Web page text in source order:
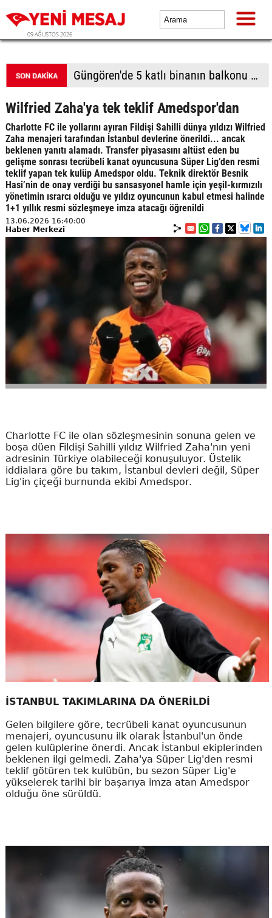
09 AĞUSTOS 2026
Batı Şeria'da Filistin topraklarını gasbeden İsrailliler camiye saldırdı, 7 Filistinli gözaltına alındı
Wilfried Zaha'ya tek teklif Amedspor'dan
Charlotte FC ile yollarını ayıran Fildişi Sahilli dünya yıldızı Wilfried
Zaha menajeri tarafından İstanbul devlerine önerildi... ancak
beklenen yanıtı alamadı. Transfer piyasasını altüst eden bu
gelişme sonrası tecrübeli kanat oyuncusuna Süper Lig’den resmi
teklif yapan tek kulüp Amedspor oldu. Teknik direktör Besnik
Hasi’nin de onay verdiği bu sansasyonel hamle için yeşil-kırmızılı
yönetimin ısrarcı olduğu ve yıldız oyuncunun kabul etmesi halinde
1+1 yıllık resmi sözleşmeye imza atacağı öğrenildi
13.06.2026 16:40:00
Haber Merkezi
Charlotte FC ile olan sözleşmesinin sonuna gelen ve
boşa düen Fildişi Sahilli yıldız Wilfried Zaha'nın yeni
adresinin Türkiye olabileceği konuşuluyor. Üstelik
iddialara göre bu takım, İstanbul devleri değil, Süper
Lig'in çiçeği burnunda ekibi Amedspor.
İSTANBUL TAKIMLARINA DA ÖNERİLDİ
Gelen bilgilere göre, tecrübeli kanat oyuncusunun
menajeri, oyuncusunu ilk olarak İstanbul'un önde
gelen kulüplerine önerdi. Ancak İstanbul ekiplerinden
beklenen ilgi gelmedi. Zaha'ya Süper Lig'den resmi
teklif götüren tek kulübün, bu sezon Süper Lig'e
yükselerek tarihi bir başarıya imza atan Amedspor
olduğu öne sürüldü.